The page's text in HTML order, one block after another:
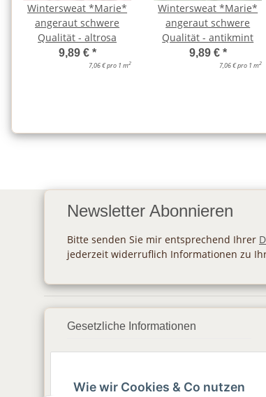
Wintersweat *Marie*
angeraut schwere
Qualität - altrosa
9,89 € *
7,06 € pro 1 m2
Wintersweat *Marie*
angeraut schwere
Qualität - antikmint
9,89 € *
7,06 € pro 1 m2
Newsletter Abonnieren
Bitte senden Sie mir entsprechend Ihrer
jederzeit widerruflich Informationen zu
Gesetzliche Informationen
AGB
Wie wir Cookies & Co nutzen